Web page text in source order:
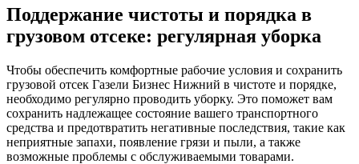
Поддержание чистоты и порядка в
грузовом отсеке: регулярная уборка
Чтобы обеспечить комфортные рабочие условия и сохранить
грузовой отсек Газели Бизнес Нижний в чистоте и порядке,
необходимо регулярно проводить уборку. Это поможет вам
сохранить надлежащее состояние вашего транспортного
средства и предотвратить негативные последствия, такие как
неприятные запахи, появление грязи и пыли, а также
возможные проблемы с обслуживаемыми товарами.